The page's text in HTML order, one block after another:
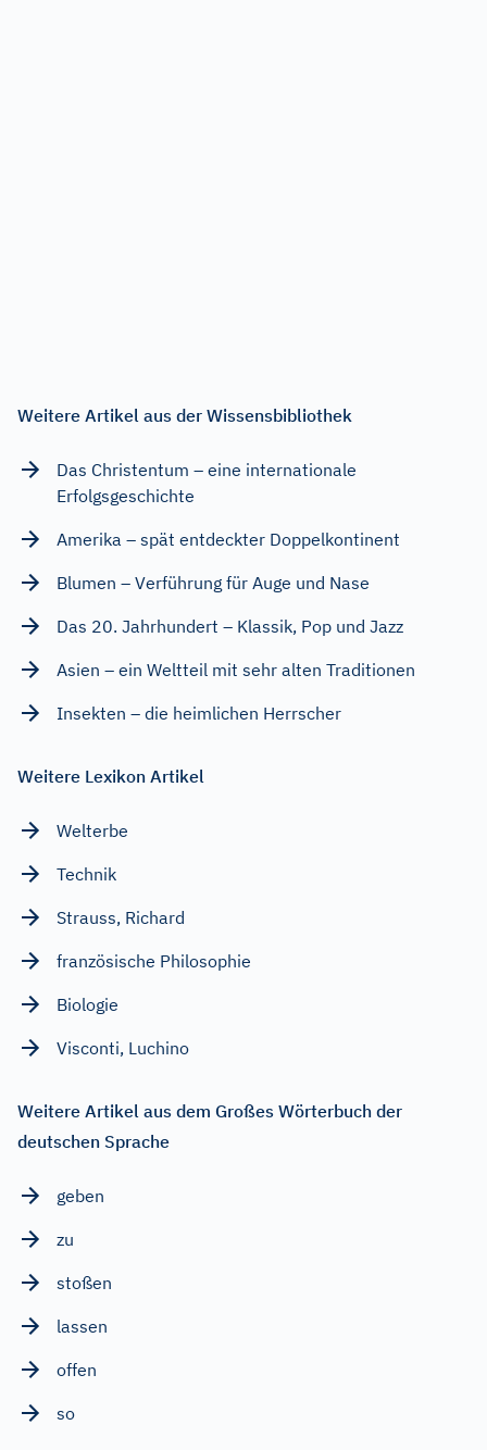
Weitere Artikel aus der Wissensbibliothek
Das Christentum – eine internationale
Erfolgsgeschichte
Amerika – spät entdeckter Doppelkontinent
Blumen – Verführung für Auge und Nase
Das 20. Jahrhundert – Klassik, Pop und Jazz
Asien – ein Weltteil mit sehr alten Traditionen
Insekten – die heimlichen Herrscher
Weitere Lexikon Artikel
Welterbe
Technik
Strauss, Richard
französische Philosophie
Biologie
Visconti, Luchino
Weitere Artikel aus dem Großes Wörterbuch der
deutschen Sprache
geben
zu
stoßen
lassen
offen
so